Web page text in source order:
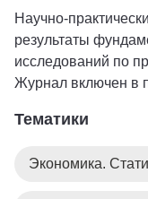
Научно-
результаты
исследований по
Журнал включен в
Тематики
Экономика.